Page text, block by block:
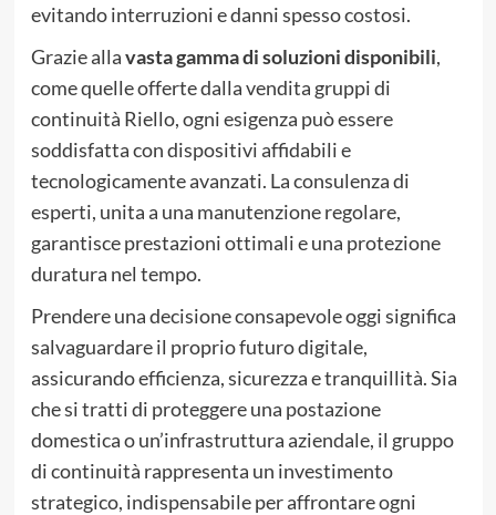
evitando interruzioni e danni spesso costosi.
Grazie allavasta gamma di soluzioni disponibili,
come quelle offerte dalla vendita gruppi di
continuità Riello, ogni esigenza può essere
soddisfatta con dispositivi affidabili e
tecnologicamente avanzati. La consulenza di
esperti, unita a una manutenzione regolare,
garantisce prestazioni ottimali e una protezione
duratura nel tempo.
Prendere una decisione consapevole oggi significa
salvaguardare il proprio futuro digitale,
assicurando efficienza, sicurezza e tranquillità. Sia
che si tratti di proteggere una postazione
domestica o un’infrastruttura aziendale, il gruppo
di continuità rappresenta un investimento
strategico, indispensabile per affrontare ogni